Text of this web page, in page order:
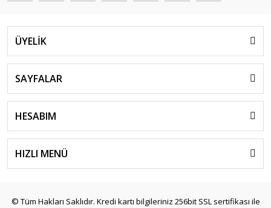
ÜYELİK
SAYFALAR
HESABIM
HIZLI MENÜ
© Tüm Hakları Saklıdır. Kredi kartı bilgileriniz 256bit SSL sertifikası ile